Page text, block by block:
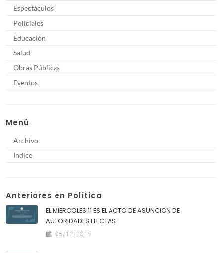
Espectáculos
Policiales
Educación
Salud
Obras Públicas
Eventos
Menú
Archivo
Indice
Anteriores en Política
EL MIERCOLES 11 ES EL ACTO DE ASUNCION DE
AUTORIDADES ELECTAS
05/12/2019